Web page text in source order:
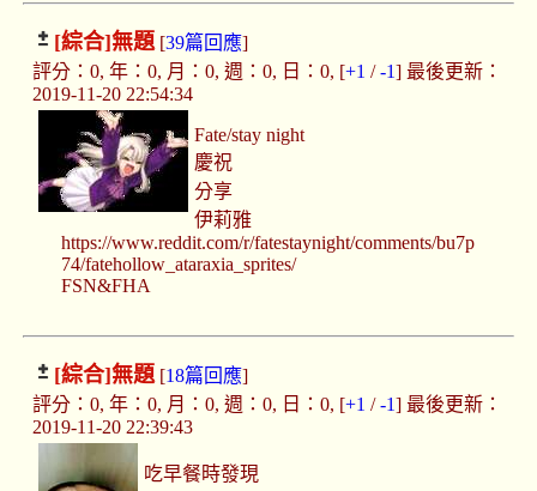
[綜合]無題[39篇回應]
評分：0, 年：0, 月：0, 週：0, 日：0, [+1 /-1] 最後更新：
2019-11-20 22:54:34
Fate/stay night
慶祝
分享
伊莉雅
https://www.reddit.com/r/fatestaynight/comments/bu7p
74/fatehollow_ataraxia_sprites/
FSN&FHA
[綜合]無題[18篇回應]
評分：0, 年：0, 月：0, 週：0, 日：0, [+1 /-1] 最後更新：
2019-11-20 22:39:43
吃早餐時發現